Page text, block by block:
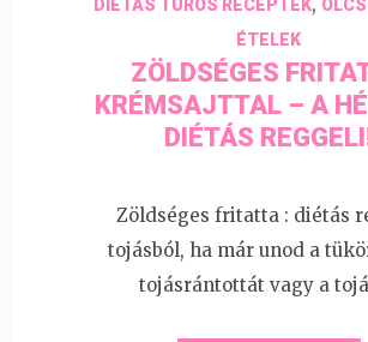
DIÉTÁS TÚRÓS RECEPTEK
ÉTELEK
ZÖLDSÉGES
KRÉMSAJTTAL – A
DIÉTÁS
Zöldséges fritatta : diétás
tojásból, ha már unod a
tojásrántottát vagy a